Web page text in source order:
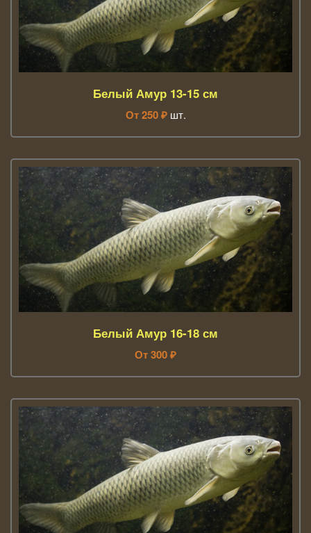
Белый Амур 13-15 см
От250 ₽ шт.
Белый Амур 16-18 см
От300₽